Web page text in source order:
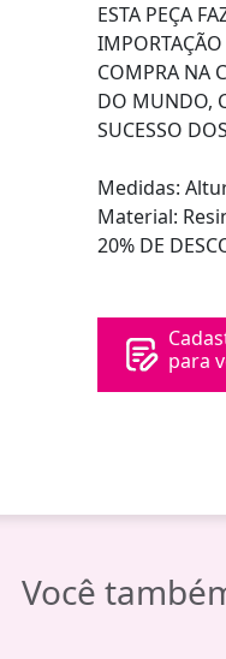
ESTA PEÇA
COMPRA NA
DO MUNDO,
SUCESSO
Medidas:
Material:
20% DE
para
Você